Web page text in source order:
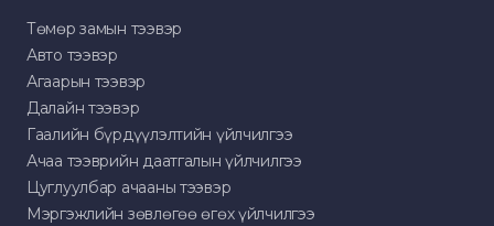
Төмөр замын тээвэр
Авто тээвэр
Агаарын тээвэр
Далайн тээвэр
Гаалийн бүрдүүлэлтийн үйлчилгээ
Ачаа тээврийн даатгалын үйлчилгээ
Цуглуулбар ачааны тээвэр
Мэргэжлийн зөвлөгөө өгөх үйлчилгээ